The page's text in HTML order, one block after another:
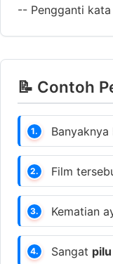
-- Pengganti
📝 Contoh
1.
2. Film
3. Kematian
4. Sangat pilu